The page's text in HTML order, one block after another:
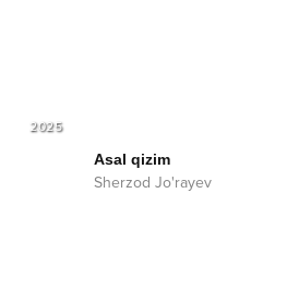
2025
Asal qizim
Sherzod Jo'rayev